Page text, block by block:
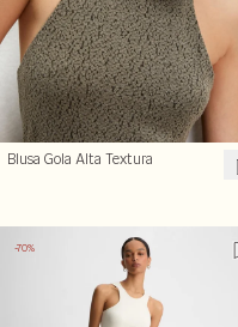
Blusa Gola Alta Textura
-70%